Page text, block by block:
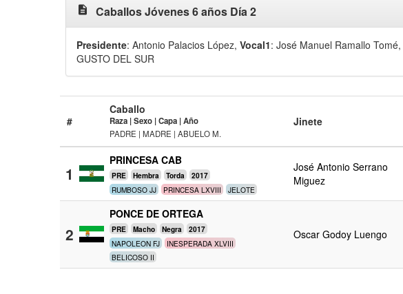
description Caballos Jóvenes 6 años Día 2
Presidente: Antonio Palacios López, Vocal1: José Manuel Ramallo Tomé,
GUSTO DEL SUR
#
Caballo
Raza | Sexo | Capa | Año
PADRE | MADRE | ABUELO M.
Jinete
1
PRINCESA CAB
PRE Hembra Torda 2017
RUMBOSO JJ PRINCESA LXVIII JELOTE
José Antonio Serrano
Miguez
2
PONCE DE ORTEGA
PRE Macho Negra 2017
NAPOLEON FJ
INESPERADA XLVIII
BELICOSO II
Oscar Godoy Luengo